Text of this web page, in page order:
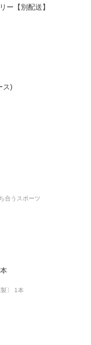
ー【別配送】
ス)
合うスポーツ
〕 1本